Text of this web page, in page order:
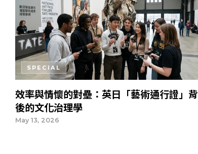
SPECIAL
效率與情懷的對壘：英日「藝術通行證」背
後的文化治理學
May 13, 2026